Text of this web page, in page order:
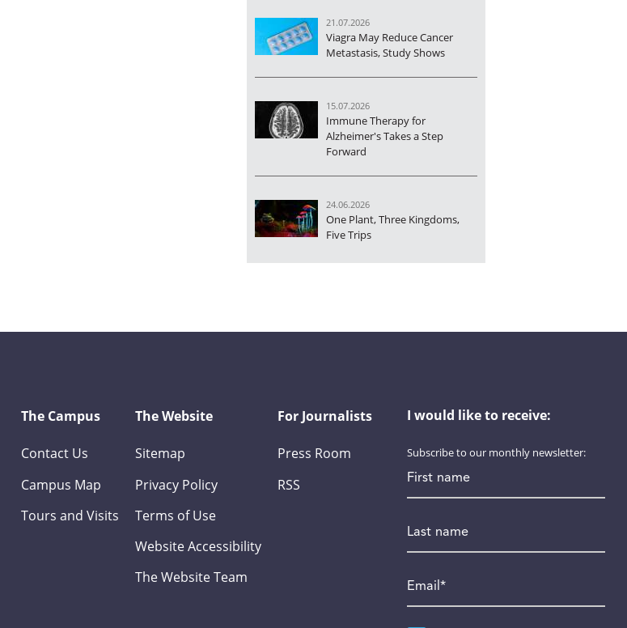
21.07.2026
Viagra May Reduce Cancer
Metastasis, Study Shows
15.07.2026
Immune Therapy for
Alzheimer's Takes a Step
Forward
24.06.2026
One Plant, Three Kingdoms,
Five Trips
The Campus
Contact Us
Campus Map
Tours and Visits
The Website
Sitemap
Privacy Policy
Terms of Use
Website Accessibility
The Website Team
For Journalists
Press Room
RSS
I would like to receive:
Subscribe to our monthly newsletter:
*